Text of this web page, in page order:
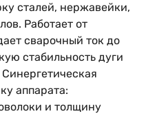
сталей, нержавейки,
Работает от
сварочный ток до
стабильность дуги
аппарата:
и толщину